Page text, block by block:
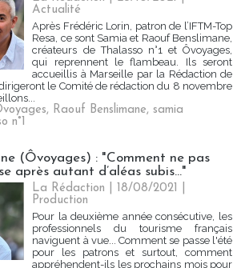
Actualité
Après Frédéric Lorin, patron de l’IFTM-Top
Resa, ce sont Samia et Raouf Benslimane,
créateurs de Thalasso n°1 et Ôvoyages,
qui reprennent le flambeau. Ils seront
accueillis à Marseille par la Rédaction de
le Comité de rédaction du 8 novembre
, Raouf Benslimane, samia
n°1
(Ôvoyages) : "Comment ne pas
après autant d’aléas subis..."
La Rédaction | 18/08/2021
Production
Pour la deuxième année consécutive, les
professionnels du tourisme français
naviguent à vue... Comment se passe l'été
pour les patrons et surtout, comment
appréhendent-ils les prochains mois pour